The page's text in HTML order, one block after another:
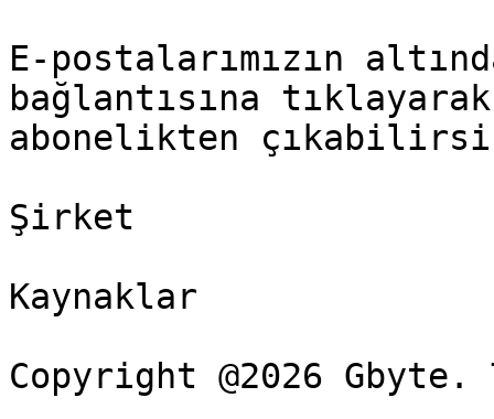
E-postalarımızın
bağlantısına
abonelikten
Şirket
Kaynaklar